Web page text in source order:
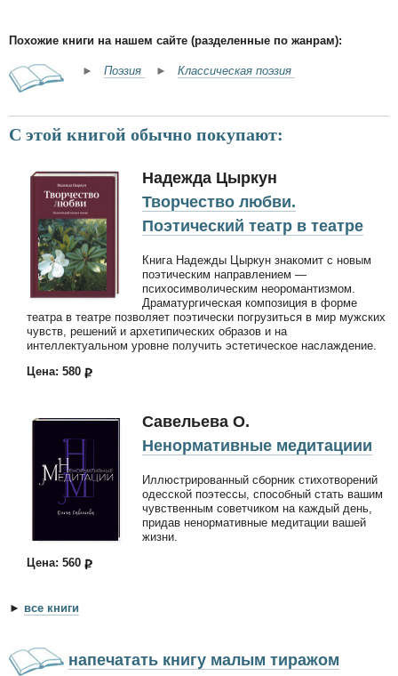
Похожие книги на нашем сайте (разделенные по жанрам):
► Поэзия ► Классическая поэзия
С этой книгой обычно покупают:
Надежда Цыркун
Творчество любви.
Поэтический театр в театре
Книга Надежды Цыркун знакомит с новым
поэтическим направлением —
психосимволическим неоромантизмом.
Драматургическая композиция в форме
театра в театре позволяет поэтически погрузиться в мир мужских
чувств, решений и архетипических образов и на
интеллектуальном уровне получить эстетическое наслаждение.
Цена: 580
Савельева О.
Ненормативные медитациии
Иллюстрированный сборник стихотворений
одесской поэтессы, способный стать вашим
чувственным советчиком на каждый день,
придав ненормативные медитации вашей
жизни.
Цена: 560
► все книги
напечатать книгу малым тиражом